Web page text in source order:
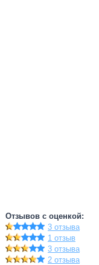
Отзывов с оценкой:
3 отзыва
1 отзыв
3 отзыва
2 отзыва